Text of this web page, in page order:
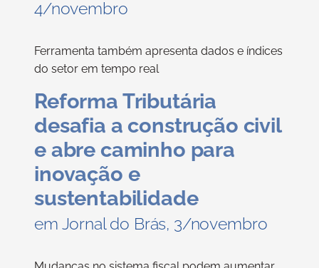
4/novembro
Ferramenta também apresenta dados e índices
do setor em tempo real
Reforma Tributária
desafia a construção civil
e abre caminho para
inovação e
sustentabilidade
em Jornal do Brás, 3/novembro